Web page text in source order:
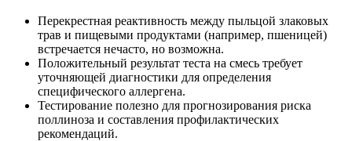
Перекрестная реактивность между пыльцой злаковых
трав и пищевыми продуктами (например, пшеницей)
встречается нечасто, но возможна.
Положительный результат теста на смесь требует
уточняющей диагностики для определения
специфического аллергена.
Тестирование полезно для прогнозирования риска
поллиноза и составления профилактических
рекомендаций.